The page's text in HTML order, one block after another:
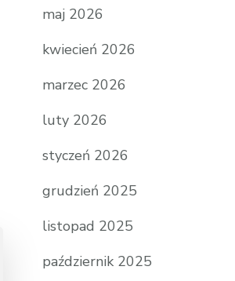
maj 2026
kwiecień 2026
marzec 2026
luty 2026
styczeń 2026
grudzień 2025
listopad 2025
październik 2025